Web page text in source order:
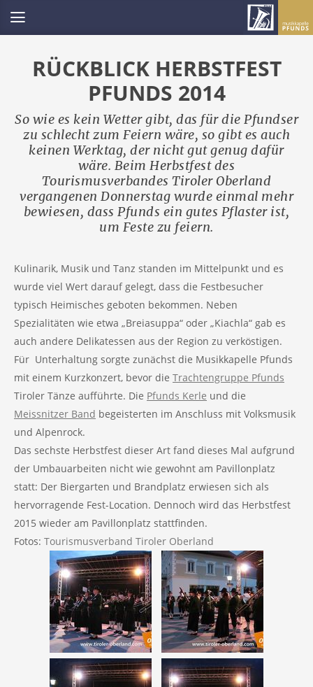
RÜCKBLICK HERBSTFEST
PFUNDS 2014
So wie es kein Wetter gibt, das für die Pfundser
zu schlecht zum Feiern wäre, so gibt es auch
keinen Werktag, der nicht gut genug dafür
wäre. Beim Herbstfest des
Tourismusverbandes Tiroler Oberland
vergangenen Donnerstag wurde einmal mehr
bewiesen, dass Pfunds ein gutes Pflaster ist,
um Feste zu feiern.
Kulinarik, Musik und Tanz standen im Mittelpunkt und es
wurde viel Wert darauf gelegt, dass die Festbesucher
typisch Heimisches geboten bekommen. Neben
Spezialitäten wie etwa „Breiasuppa“ oder „Kiachla“ gab es
auch andere Delikatessen aus der Region zu verköstigen.
Für Unterhaltung sorgte zunächst die Musikkapelle Pfunds
mit einem Kurzkonzert, bevor die Trachtengruppe Pfunds
Tiroler Tänze aufführte. Die Pfunds Kerle und die
Meissnitzer Band begeisterten im Anschluss mit Volksmusik
und Alpenrock.
Das sechste Herbstfest dieser Art fand dieses Mal aufgrund
der Umbauarbeiten nicht wie gewohnt am Pavillonplatz
statt: Der Biergarten und Brandplatz erwiesen sich als
hervorragende Fest-Location. Dennoch wird das Herbstfest
2015 wieder am Pavillonplatz stattfinden.
Fotos: Tourismusverband Tiroler Oberland